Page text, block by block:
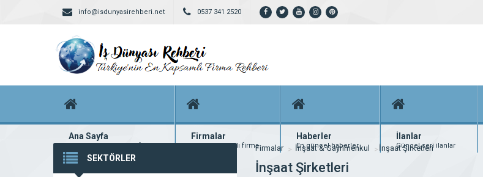
info@isdunyasirehberi.net 0537 341 2520
Ana Sayfa
Firma rehberi ana sayfanız
Firmalar
Yüzlerce kayıtlı firma
Haberler
En güncel haberler
İlanlar
Güncel seri ilanlar
SEKTÖRLER
Firmalar İnşaat & Gayrimenkul İnşaat Şirketleri
İnşaat Şirketleri